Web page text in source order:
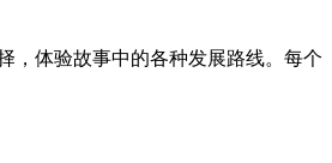
，体验故事中的各种发展路线。每个